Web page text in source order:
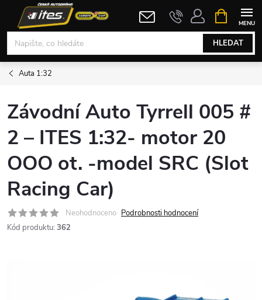
obsah
HLEDAT
NÁKUPNÍ
KOŠÍK
Auta 1:32
Závodní Auto Tyrrell 005 #
2 – ITES 1:32- motor 20
OOO ot. -model SRC (Slot
Racing Car)
Neohodnoceno Podrobnosti hodnocení
Kód produktu: 362